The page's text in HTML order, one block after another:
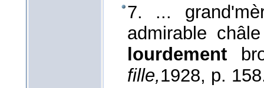
7. ...
admirable
lourdement
fille,1928, p.